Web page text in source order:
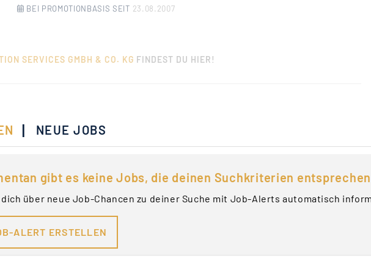
BEI PROMOTIONBASIS SEIT 23.08.2007
SERVICES GMBH & CO. KG FINDEST DU HIER!
| NEUE JOBS
gibt es keine Jobs, die deinen Suchkriterien
dich über neue Job-Chancen zu deiner Suche mit Job-Alerts automatisch
ALERT ERSTELLEN